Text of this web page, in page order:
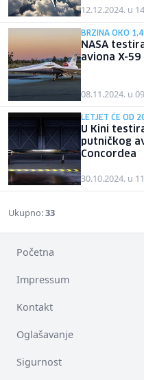
12.12.2024. u
BRZINA OKO
NASA
aviona X-59
08.11.2024. u
LETJET ĆE OD
U Kini
putničkog
Concordea
30.10.2024. u
Ukupno:33
Početna
Impressum
Kontakt
Oglašavanje
Sigurnost